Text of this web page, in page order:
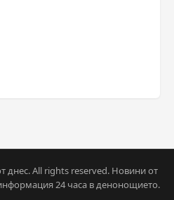
днес. All rights reserved. Новини от
24 часа в денонощието.